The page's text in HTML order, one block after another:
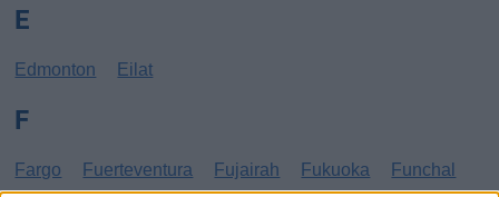
E
Edmonton Eilat
F
Fargo Fuerteventura Fujairah Fukuoka Funchal